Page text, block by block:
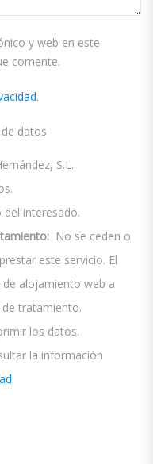
y web en este
comente.
.
datos
S.L..
interesado.
No se ceden o
este servicio. El
alojamiento web a
tratamiento.
los datos.
la información
.